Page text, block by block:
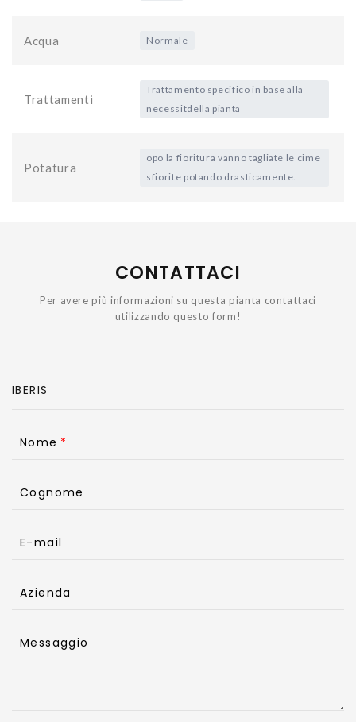
Acqua Normale
Trattamenti
Trattamento specifico in base alla
necessitdella pianta
Potatura
opo la fioritura vanno tagliate le cime
sfiorite potando drasticamente.
CONTATTACI
Per avere più informazioni su questa pianta contattaci
utilizzando questo form!
Nome
Cognome
E-mail
Azienda
Messaggio